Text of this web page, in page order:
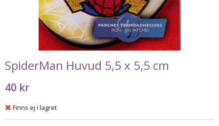
SpiderMan Huvud 5,5 x 5,5 cm
40 kr
Finns ej i lagret